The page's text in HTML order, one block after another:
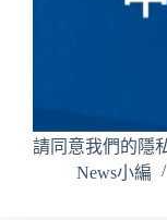
請同意我們的隱
News小編